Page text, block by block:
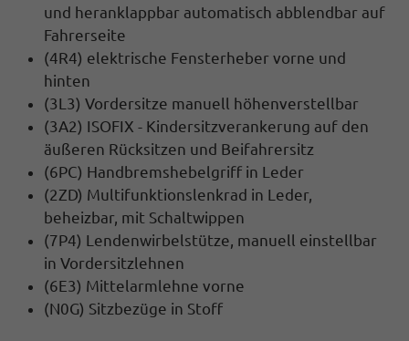
und heranklappbar automatisch abblendbar auf
Fahrerseite
(4R4) elektrische Fensterheber vorne und
hinten
(3L3) Vordersitze manuell höhenverstellbar
(3A2) ISOFIX - Kindersitzverankerung auf den
äußeren Rücksitzen und Beifahrersitz
(6PC) Handbremshebelgriff in Leder
(2ZD) Multifunktionslenkrad in Leder,
beheizbar, mit Schaltwippen
(7P4) Lendenwirbelstütze, manuell einstellbar
in Vordersitzlehnen
(6E3) Mittelarmlehne vorne
(N0G) Sitzbezüge in Stoff